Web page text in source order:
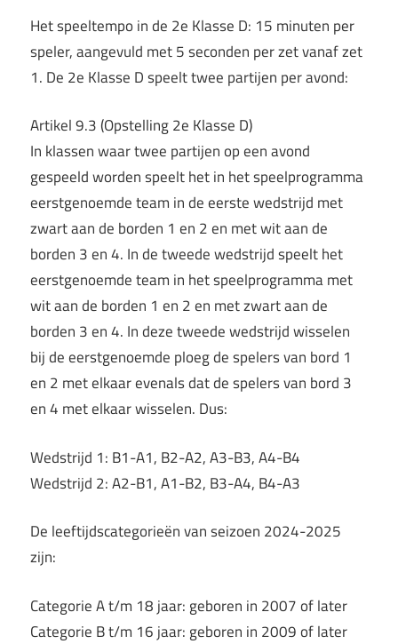
Het speeltempo in de 2e Klasse D: 15 minuten per
speler, aangevuld met 5 seconden per zet vanaf zet
1. De 2e Klasse D speelt twee partijen per avond:
Artikel 9.3 (Opstelling 2e Klasse D)
In klassen waar twee partijen op een avond
gespeeld worden speelt het in het speelprogramma
eerstgenoemde team in de eerste wedstrijd met
zwart aan de borden 1 en 2 en met wit aan de
borden 3 en 4. In de tweede wedstrijd speelt het
eerstgenoemde team in het speelprogramma met
wit aan de borden 1 en 2 en met zwart aan de
borden 3 en 4. In deze tweede wedstrijd wisselen
bij de eerstgenoemde ploeg de spelers van bord 1
en 2 met elkaar evenals dat de spelers van bord 3
en 4 met elkaar wisselen. Dus:
Wedstrijd 1: B1-A1, B2-A2, A3-B3, A4-B4
Wedstrijd 2: A2-B1, A1-B2, B3-A4, B4-A3
De leeftijdscategorieën van seizoen 2024-2025
zijn:
Categorie A t/m 18 jaar: geboren in 2007 of later
Categorie B t/m 16 jaar: geboren in 2009 of later